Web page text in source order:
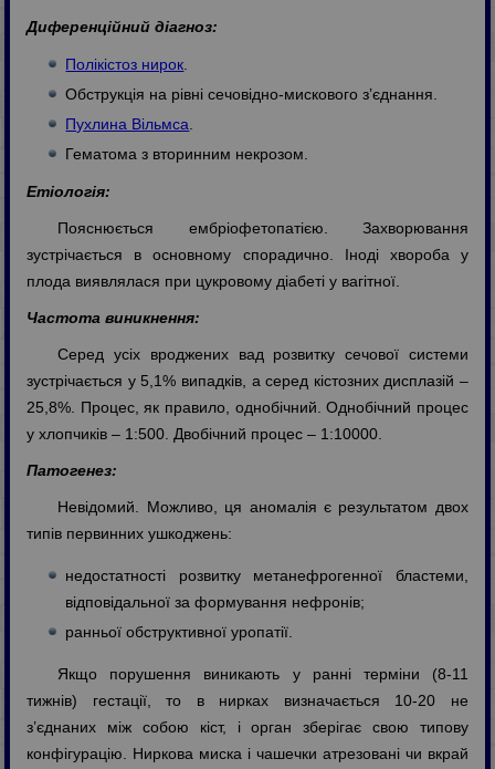
Диференційний діагноз:
Полікістоз нирок.
Обструкція на рівні сечовідно-мискового з’єднання.
Пухлина Вільмса.
Гематома з вторинним некрозом.
Етіологія:
Пояснюється ембріофетопатією. Захворювання
зустрічається в основному спорадично. Іноді хвороба у
плода виявлялася при цукровому діабеті у вагітної.
Частота виникнення:
Серед усіх вроджених вад розвитку сечової системи
зустрічається у 5,1% випадків, а серед кістозних дисплазій –
25,8%. Процес, як правило, однобічний. Однобічний процес
у хлопчиків – 1:500. Двобічний процес – 1:10000.
Патогенез:
Невідомий. Можливо, ця аномалія є результатом двох
типів первинних ушкоджень:
недостатності розвитку метанефрогенної бластеми,
відповідальної за формування нефронів;
ранньої обструктивної уропатії.
Якщо порушення виникають у ранні терміни (8-11
тижнів) гестації, то в нирках визначається 10-20 не
з’єднаних між собою кіст, і орган зберігає свою типову
конфігурацію. Ниркова миска і чашечки атрезовані чи вкрай